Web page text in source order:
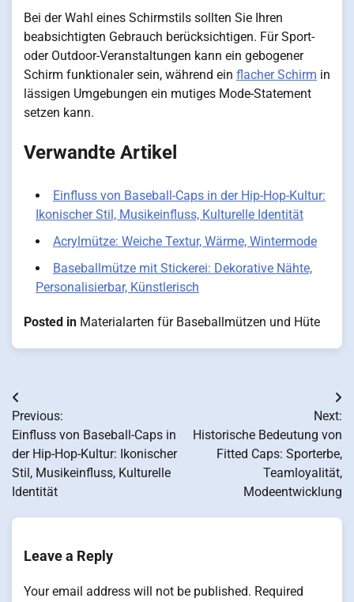
Bei der Wahl eines Schirmstils sollten Sie Ihren
beabsichtigten Gebrauch berücksichtigen. Für Sport-
oder Outdoor-Veranstaltungen kann ein gebogener
Schirm funktionaler sein, während ein flacher Schirm in
lässigen Umgebungen ein mutiges Mode-Statement
setzen kann.
Verwandte Artikel
Einfluss von Baseball-Caps in der Hip-Hop-Kultur:
Ikonischer Stil, Musikeinfluss, Kulturelle Identität
Acrylmütze: Weiche Textur, Wärme, Wintermode
Baseballmütze mit Stickerei: Dekorative Nähte,
Personalisierbar, Künstlerisch
Posted in Materialarten für Baseballmützen und Hüte
Post
navigation
Previous:
Einfluss von Baseball-Caps in
der Hip-Hop-Kultur: Ikonischer
Stil, Musikeinfluss, Kulturelle
Identität
Next:
Historische Bedeutung von
Fitted Caps: Sporterbe,
Teamloyalität,
Modeentwicklung
Leave a Reply
Your email address will not be published. Required